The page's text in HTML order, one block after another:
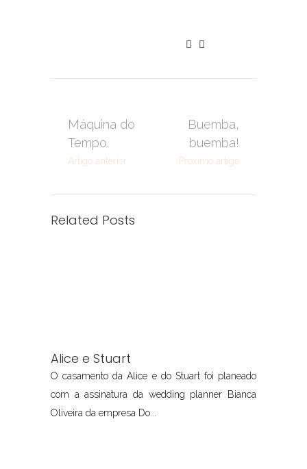
Máquina do
Tempo.
Artigo anterior
Buemba,
buemba!
Próximo artigo
Related Posts
Alice e Stuart
O casamento da Alice e do Stuart foi planeado
com a assinatura da wedding planner Bianca
Oliveira da empresa Do...